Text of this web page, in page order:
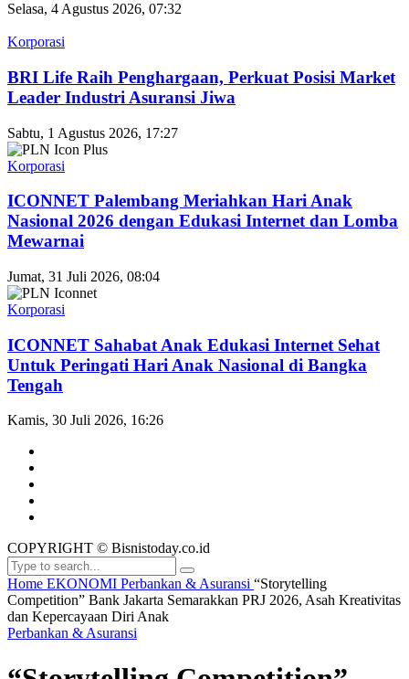
Selasa, 4 Agustus 2026, 07:32
Korporasi
BRI Life Raih Penghargaan, Perkuat Posisi Market
Leader Industri Asuransi Jiwa
Sabtu, 1 Agustus 2026, 17:27
Korporasi
ICONNET Palembang Meriahkan Hari Anak
Nasional 2026 dengan Edukasi Internet dan Lomba
Mewarnai
Jumat, 31 Juli 2026, 08:04
Korporasi
ICONNET Sahabat Anak Edukasi Internet Sehat
Untuk Peringati Hari Anak Nasional di Bangka
Tengah
Kamis, 30 Juli 2026, 16:26
COPYRIGHT © Bisnistoday.co.id
Home EKONOMI Perbankan & Asuransi “Storytelling
Competition” Bank Jakarta Semarakkan PRJ 2026, Asah Kreativitas
dan Kepercayaan Diri Anak
Perbankan & Asuransi